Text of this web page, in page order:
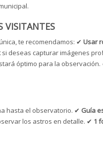
VISITANTES
te recomendamos: ✔ Usar
si deseas capturar imágenes
óptimo para la observación.
hasta el observatorio. ✔ Guía
los astros en detalle. ✔ 1